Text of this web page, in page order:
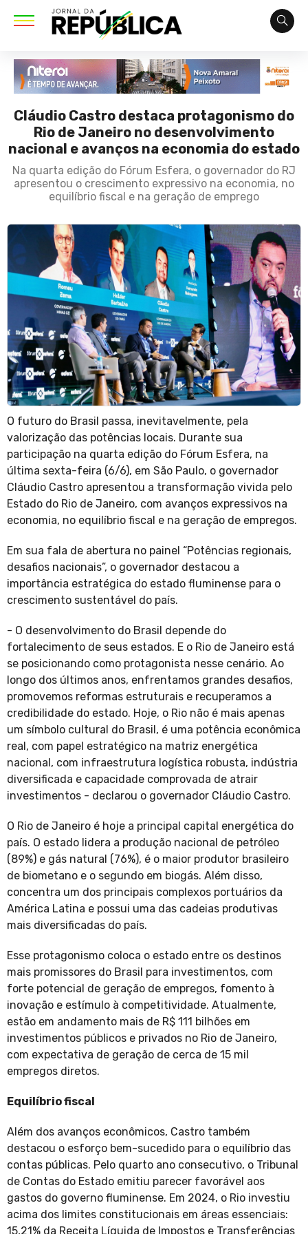
Cláudio Castro destaca protagonismo do
Rio de Janeiro no desenvolvimento
nacional e avanços na economia do estado
Na quarta edição do Fórum Esfera, o governador do RJ
apresentou o crescimento expressivo na economia, no
equilíbrio fiscal e na geração de emprego
O futuro do Brasil passa, inevitavelmente, pela
valorização das potências locais. Durante sua
participação na quarta edição do Fórum Esfera, na
última sexta-feira (6/6), em São Paulo, o governador
Cláudio Castro apresentou a transformação vivida pelo
Estado do Rio de Janeiro, com avanços expressivos na
economia, no equilíbrio fiscal e na geração de empregos.
Em sua fala de abertura no painel “Potências regionais,
desafios nacionais”, o governador destacou a
importância estratégica do estado fluminense para o
crescimento sustentável do país.
- O desenvolvimento do Brasil depende do
fortalecimento de seus estados. E o Rio de Janeiro está
se posicionando como protagonista nesse cenário. Ao
longo dos últimos anos, enfrentamos grandes desafios,
promovemos reformas estruturais e recuperamos a
credibilidade do estado. Hoje, o Rio não é mais apenas
um símbolo cultural do Brasil, é uma potência econômica
real, com papel estratégico na matriz energética
nacional, com infraestrutura logística robusta, indústria
diversificada e capacidade comprovada de atrair
investimentos - declarou o governador Cláudio Castro.
O Rio de Janeiro é hoje a principal capital energética do
país. O estado lidera a produção nacional de petróleo
(89%) e gás natural (76%), é o maior produtor brasileiro
de biometano e o segundo em biogás. Além disso,
concentra um dos principais complexos portuários da
América Latina e possui uma das cadeias produtivas
mais diversificadas do país.
Esse protagonismo coloca o estado entre os destinos
mais promissores do Brasil para investimentos, com
forte potencial de geração de empregos, fomento à
inovação e estímulo à competitividade. Atualmente,
estão em andamento mais de R$ 111 bilhões em
investimentos públicos e privados no Rio de Janeiro,
com expectativa de geração de cerca de 15 mil
empregos diretos.
Equilíbrio fiscal
Além dos avanços econômicos, Castro também
destacou o esforço bem-sucedido para o equilíbrio das
contas públicas. Pelo quarto ano consecutivo, o Tribunal
de Contas do Estado emitiu parecer favorável aos
gastos do governo fluminense. Em 2024, o Rio investiu
acima dos limites constitucionais em áreas essenciais:
15,21% da Receita Líquida de Impostos e Transferências